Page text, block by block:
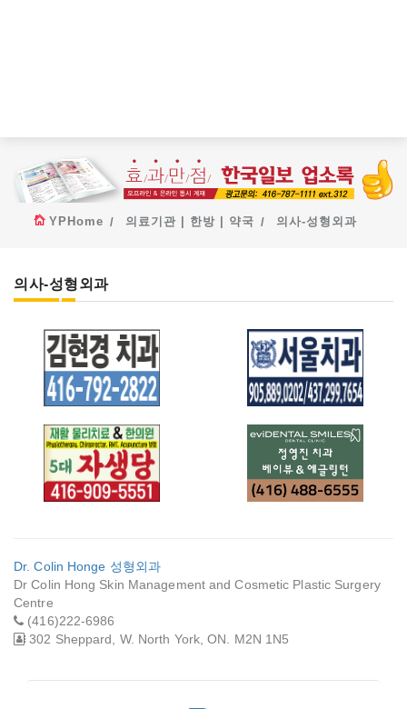
YPHome 의료기관 | 한방 | 약국 의사-성형외과
의사-성형외과
김현경 치과 서울치과
의원 5대 자생당
CLINIC 치과
Dr. Colin Honge 성형외과
Dr Colin Hong Skin Management and Cosmetic Plastic Surgery
Centre
(416)222-6986
302 Sheppard, W. North York, ON. M2N 1N5